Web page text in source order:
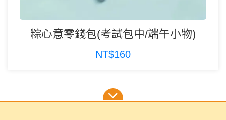
粽心意零錢包(考試包中/端午小物)
NT$160